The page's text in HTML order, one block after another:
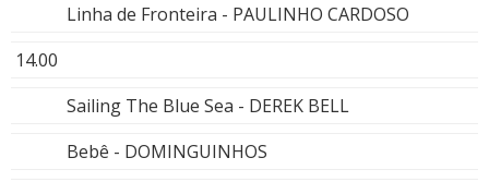
Linha de Fronteira - PAULINHO CARDOSO
14.00
Sailing The Blue Sea - DEREK BELL
Bebê - DOMINGUINHOS